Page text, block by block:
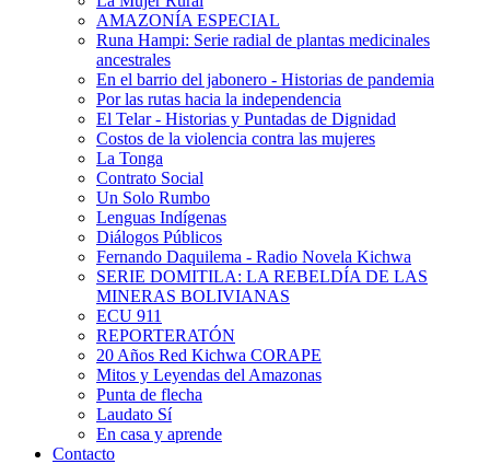
AMAZONÍA ESPECIAL
Runa Hampi: Serie radial de plantas medicinales
ancestrales
En el barrio del jabonero - Historias de pandemia
Por las rutas hacia la independencia
El Telar - Historias y Puntadas de Dignidad
Costos de la violencia contra las mujeres
La Tonga
Contrato Social
Un Solo Rumbo
Lenguas Indígenas
Diálogos Públicos
Fernando Daquilema - Radio Novela Kichwa
SERIE DOMITILA: LA REBELDÍA DE LAS
MINERAS BOLIVIANAS
ECU 911
REPORTERATÓN
20 Años Red Kichwa CORAPE
Mitos y Leyendas del Amazonas
Punta de flecha
Laudato Sí
En casa y aprende
Contacto